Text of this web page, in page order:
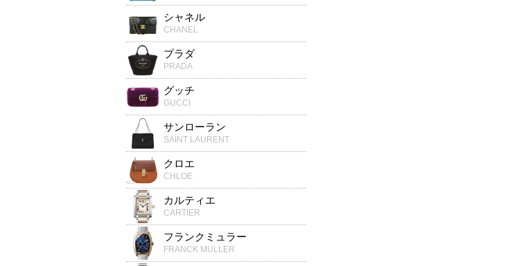
シャネル
CHANEL
プラダ
PRADA
グッチ
GUCCI
サンローラン
SAINT LAURENT
クロエ
CHLOE
カルティエ
CARTIER
フランクミュラー
FRANCK MULLER